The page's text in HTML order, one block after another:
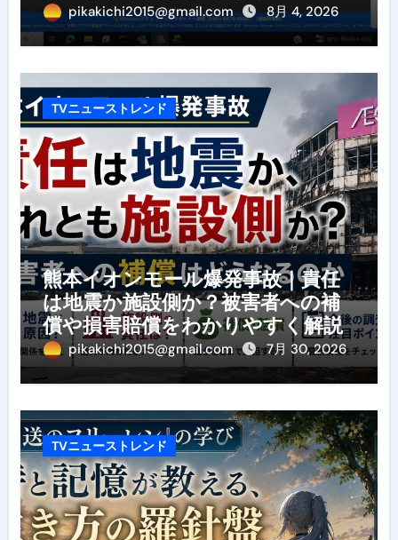
pikakichi2015@gmail.com 8月 4, 2026
TVニューストレンド
熊本イオンモール爆発事故｜責任
は地震か施設側か？被害者への補
償や損害賠償をわかりやすく解説
pikakichi2015@gmail.com 7月 30, 2026
TVニューストレンド